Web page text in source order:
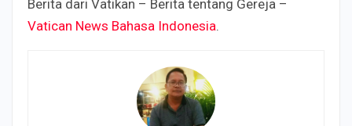
Berita dari Vatikan – Berita tentang Gereja –
Vatican News Bahasa Indonesia.